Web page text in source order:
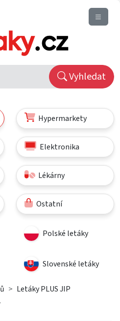
Vyhledat
Hypermarkety
Elektronika
Lékárny
Ostatní
Polské letáky
Slovenské letáky
Letáky PLUS JIP